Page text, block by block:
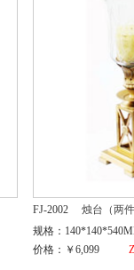
FJ-2002
烛台（两
规格：
价格：￥6,099